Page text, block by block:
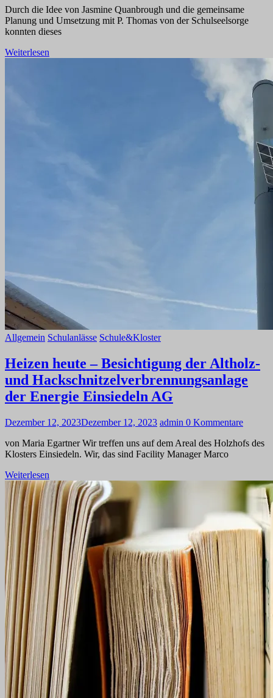
Durch die Idee von Jasmine Quanbrough und die gemeinsame
Planung und Umsetzung mit P. Thomas von der Schulseelsorge
konnten dieses
Weiterlesen
Allgemein Schulanlässe Schule&Kloster
Heizen heute – Besichtigung der Altholz-
und Hackschnitzelverbrennungsanlage
der Energie Einsiedeln AG
Dezember 12, 2023Dezember 12, 2023 admin 0 Kommentare
von Maria Egartner Wir treffen uns auf dem Areal des Holzhofs des
Klosters Einsiedeln. Wir, das sind Facility Manager Marco
Weiterlesen